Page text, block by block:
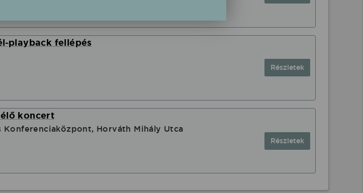
playback fellépés
Részletek
koncert
Horváth Mihály Utca
Részletek